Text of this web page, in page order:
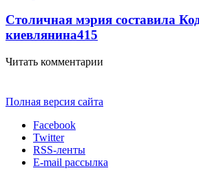
Столичная мэрия составила
киевлянина415
Читать комментарии
Полная версия сайта
Facebook
Twitter
RSS-ленты
E-mail рассылка